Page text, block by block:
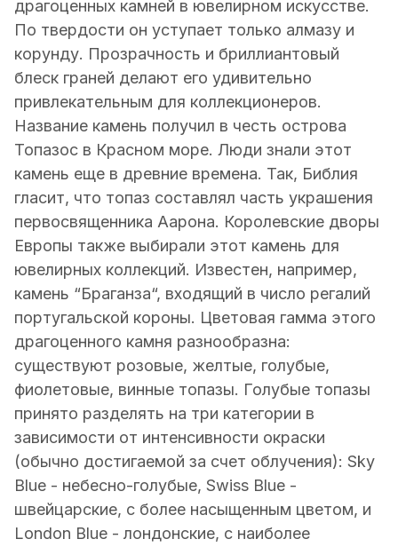
драгоценных камней в ювелирном искусстве.
По твердости он уступает только алмазу и
корунду. Прозрачность и бриллиантовый
блеск граней делают его удивительно
привлекательным для коллекционеров.
Название камень получил в честь острова
Топазос в Красном море. Люди знали этот
камень еще в древние времена. Так, Библия
гласит, что топаз составлял часть украшения
первосвященника Аарона. Королевские дворы
Европы также выбирали этот камень для
ювелирных коллекций. Известен, например,
камень “Браганза“, входящий в число регалий
португальской короны. Цветовая гамма этого
драгоценного камня разнообразна:
существуют розовые, желтые, голубые,
фиолетовые, винные топазы. Голубые топазы
принято разделять на три категории в
зависимости от интенсивности окраски
(обычно достигаемой за счет облучения): Sky
Blue - небесно-голубые, Swiss Blue -
швейцарские, с более насыщенным цветом, и
London Blue - лондонские, с наиболее